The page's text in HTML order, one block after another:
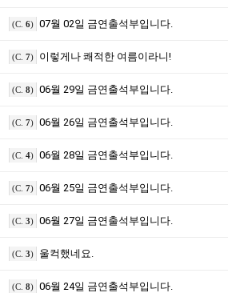
(C. 6) 07월 02일 금연출석부입니다.
(C. 7) 이렇게나 쾌적한 여름이라니!
(C. 8) 06월 29일 금연출석부입니다.
(C. 7) 06월 26일 금연출석부입니다.
(C. 4) 06월 28일 금연출석부입니다.
(C. 7) 06월 25일 금연출석부입니다.
(C. 3) 06월 27일 금연출석부입니다.
(C. 3) 울컥했네요.
(C. 8) 06월 24일 금연출석부입니다.